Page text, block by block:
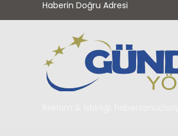
Haberin Doğru Adresi